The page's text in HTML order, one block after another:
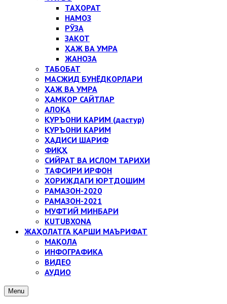
ТАҲОРАТ
НАМОЗ
РЎЗА
ЗАКОТ
ҲАЖ ВА УМРА
ЖАНОЗА
ТАБОБАТ
МАСЖИД БУНЁДКОРЛАРИ
ҲАЖ ВА УМРА
ҲАМКОР САЙТЛАР
АЛОҚА
ҚУРЪОНИ КАРИМ (дастур)
ҚУРЪОНИ КАРИМ
ҲАДИСИ ШАРИФ
ФИҚҲ
СИЙРАТ ВА ИСЛОМ ТАРИХИ
ТАФСИРИ ИРФОН
ХОРИЖДАГИ ЮРТДОШИМ
РАМАЗОН-2020
РАМАЗОН-2021
МУФТИЙ МИНБАРИ
KUTUBXONA
ЖАҲОЛАТГА ҚАРШИ МАЪРИФАТ
МАҚОЛА
ИНФОГРАФИКА
ВИДЕО
АУДИО
Menu